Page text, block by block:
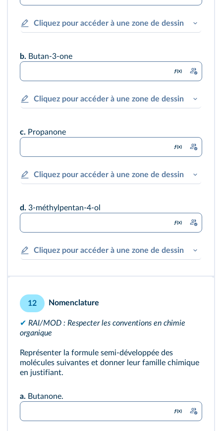
Cliquez pour accéder à une zone de dessin
b. Butan-3-one
Cliquez pour accéder à une zone de dessin
c. Propanone
Cliquez pour accéder à une zone de dessin
d. 3-méthylpentan-4-ol
Cliquez pour accéder à une zone de dessin
12 Nomenclature
✔ RAI/MOD : Respecter les conventions en chimie
organique
Représenter la formule semi-développée des
molécules suivantes et donner leur famille chimique
en justifiant.
a. Butanone.